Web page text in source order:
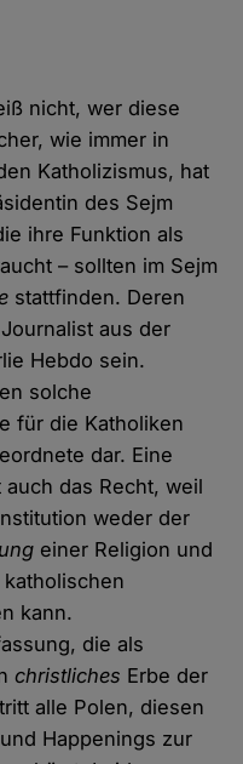
nicht, wer diese
wie immer in
Katholizismus, hat
des Sejm
ihre Funktion als
– sollten im Sejm
stattfinden. Deren
aus der
Hebdo sein.
solche
für die Katholiken
dar. Eine
auch das Recht, weil
weder der
einer Religion und
kann.
die als
christliches Erbe der
alle Polen, diesen
Happenings zur